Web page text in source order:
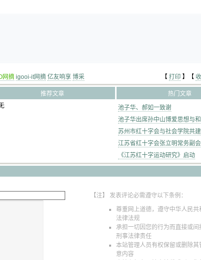
网摘 igooi-it网摘 亿友响享 博采 【 打印 】【
推荐文章
热门文章
池子华、郝如一致谢
池子华出席孙中山博爱思想与
苏州市红十字会与社会学院共
江苏省红十字会张立明常务副
《江苏红十字运动研究》启动
【注】 发表评论必需遵守以下条例：
尊重网上道德，遵守中华人民共
法律法规
承担一切因您的行为而直接或
刑事法律责任
本站管理人员有权保留或删除其
意内容